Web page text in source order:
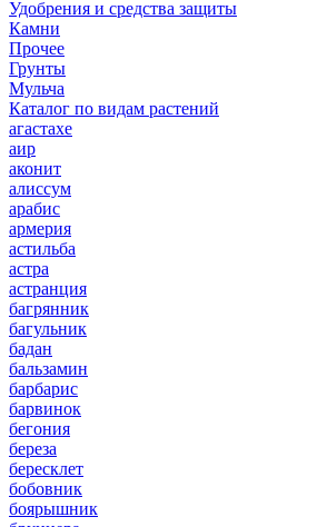
Удобрения и средства защиты
Камни
Прочее
Грунты
Мульча
Каталог по видам растений
агастахе
аир
аконит
алиссум
арабис
армерия
астильба
астра
астранция
багрянник
багульник
бадан
бальзамин
барбарис
барвинок
бегония
береза
бересклет
бобовник
боярышник